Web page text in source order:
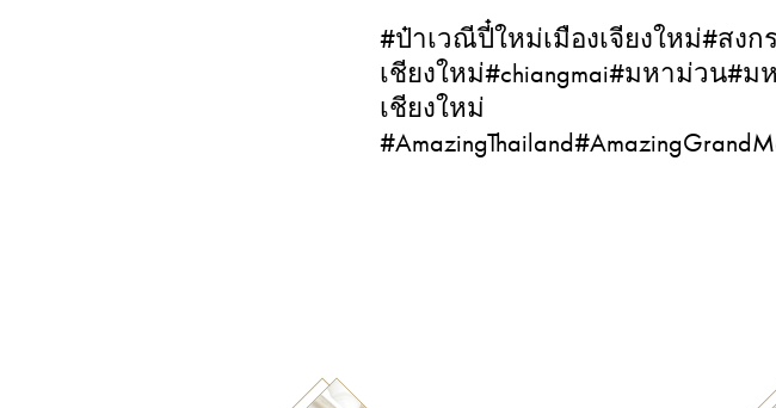
#ป๋าเวณีปี๋ใหม่เมืองเจียงใหม่#สงก
เชียงใหม่#chiangmai#มหาม่วน#ม
เชียงใหม่
#AmazingThailand